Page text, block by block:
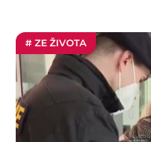
# ZE ŽIVOTA